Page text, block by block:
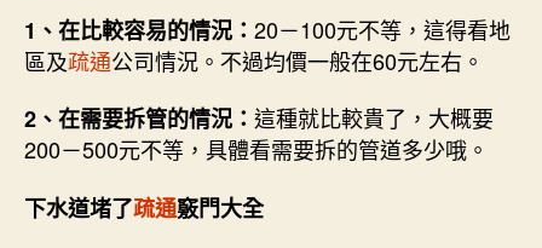
1、在比較容易的情況： 20－100元不等，這得看地
區及疏通公司情況。不過均價一般在60元左右。
2、在需要拆管的情況： 這種就比較貴了，大概要
200－500元不等，具體看需要拆的管道多少哦。
下水道堵了疏通竅門大全